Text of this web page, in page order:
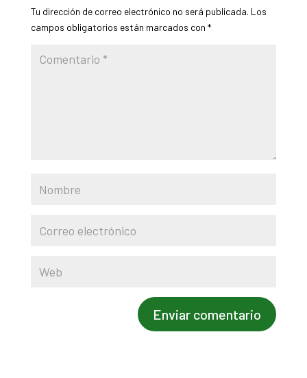
Tu dirección de correo electrónico no será publicada. Los
campos obligatorios están marcados con *